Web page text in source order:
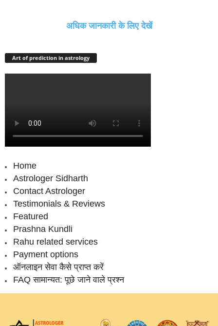
अधिक जानकारी के लिए देखें
Art of prediction in astrology
Home
Astrologer Sidharth
Contact Astrologer
Testimonials & Reviews
Featured
Prashna Kundli
Rahu related services
Payment options
ऑनलाइन सेवा कैसे प्राप्‍त करें
FAQ सामान्‍यत: पूछे जाने वाले प्रश्‍न